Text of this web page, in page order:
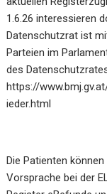
1.6.26 interessieren
Datenschutzrat ist
Parteien im
des
https://
ieder.html
Die Patienten
Vorsprache bei der